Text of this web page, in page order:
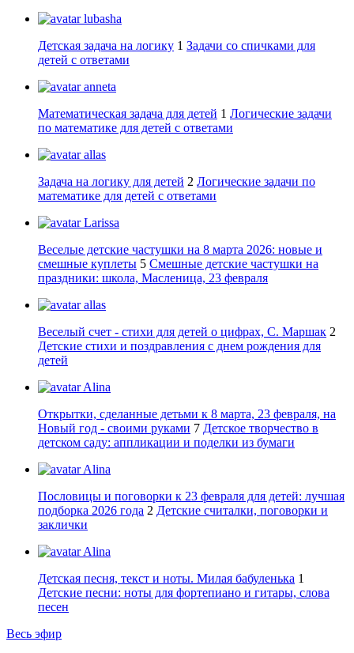
lubasha
Детская задача на логику 1 Задачи со спичками для
детей с ответами
anneta
Математическая задача для детей 1 Логические задачи
по математике для детей с ответами
allas
Задача на логику для детей 2 Логические задачи по
математике для детей с ответами
Larissa
Веселые детские частушки на 8 марта 2026: новые и
смешные куплеты 5 Смешные детские частушки на
праздники: школа, Масленица, 23 февраля
allas
Веселый счет - стихи для детей о цифрах, С. Маршак 2
Детские стихи и поздравления с днем рождения для
детей
Alina
Открытки, сделанные детьми к 8 марта, 23 февраля, на
Новый год - своими руками 7 Детское творчество в
детском саду: аппликации и поделки из бумаги
Alina
Пословицы и поговорки к 23 февраля для детей: лучшая
подборка 2026 года 2 Детские считалки, поговорки и
заклички
Alina
Детская песня, текст и ноты. Милая бабуленька 1
Детские песни: ноты для фортепиано и гитары, слова
песен
Весь эфир